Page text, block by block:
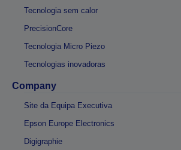
Tecnologia sem calor
PrecisionCore
Tecnologia Micro Piezo
Tecnologias inovadoras
Company
Site da Equipa Executiva
Epson Europe Electronics
Digigraphie